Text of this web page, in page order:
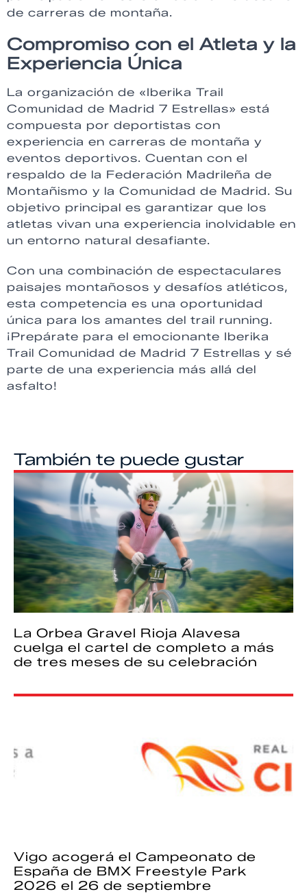
de carreras de montaña.
Compromiso con el Atleta y la
Experiencia Única
La organización de «Iberika Trail
Comunidad de Madrid 7 Estrellas» está
compuesta por deportistas con
experiencia en carreras de montaña y
eventos deportivos. Cuentan con el
respaldo de la Federación Madrileña de
Montañismo y la Comunidad de Madrid. Su
objetivo principal es garantizar que los
atletas vivan una experiencia inolvidable en
un entorno natural desafiante.
Con una combinación de espectaculares
paisajes montañosos y desafíos atléticos,
esta competencia es una oportunidad
única para los amantes del trail running.
¡Prepárate para el emocionante Iberika
Trail Comunidad de Madrid 7 Estrellas y sé
parte de una experiencia más allá del
asfalto!
También te puede gustar
La Orbea Gravel Rioja Alavesa
cuelga el cartel de completo a más
de tres meses de su celebración
Vigo acogerá el Campeonato de
España de BMX Freestyle Park
2026 el 26 de septiembre